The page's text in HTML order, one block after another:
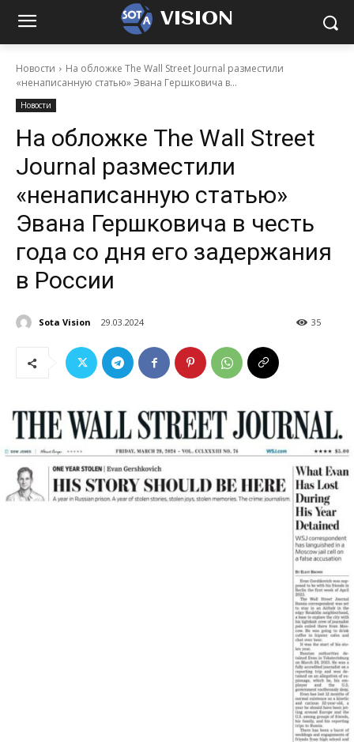
VISION
Новости
На обложке The Wall Street Journal разместили
«ненаписанную статью» Эвана Гершковича в...
Новости
На обложке The Wall Street
Journal разместили
«ненаписанную статью»
Эвана Гершковича в честь
года со дня его задержания
в России
Sota Vision 29.03.2024 35